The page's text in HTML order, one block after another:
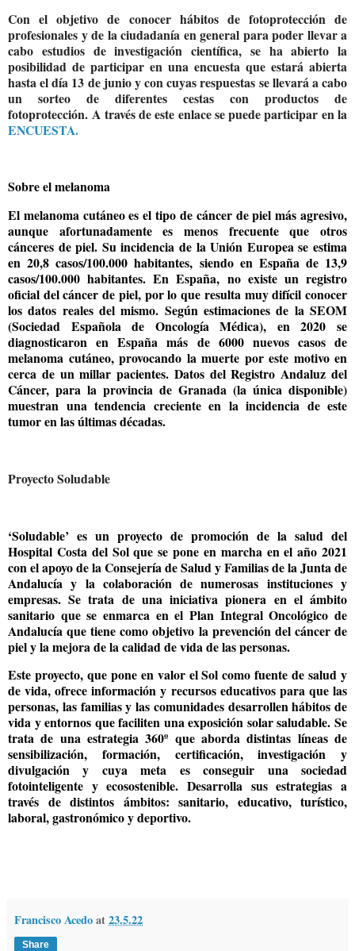
Con el objetivo de conocer hábitos de fotoprotección de
profesionales y de la ciudadanía en general para poder llevar a
cabo estudios de investigación científica, se ha abierto la
posibilidad de participar en una encuesta que estará abierta
hasta el día 13 de junio y con cuyas respuestas se llevará a cabo
un sorteo de diferentes cestas con productos de
fotoprotección. A través de este enlace se puede participar en la
ENCUESTA.
Sobre el melanoma
El melanoma cutáneo es el tipo de cáncer de piel más agresivo,
aunque afortunadamente es menos frecuente que otros
cánceres de piel. Su incidencia de la Unión Europea se estima
en 20,8 casos/100.000 habitantes, siendo en España de 13,9
casos/100.000 habitantes. En España, no existe un registro
oficial del cáncer de piel, por lo que resulta muy difícil conocer
los datos reales del mismo. Según estimaciones de la SEOM
(Sociedad Española de Oncología Médica), en 2020 se
diagnosticaron en España más de 6000 nuevos casos de
melanoma cutáneo, provocando la muerte por este motivo en
cerca de un millar pacientes. Datos del Registro Andaluz del
Cáncer, para la provincia de Granada (la única disponible)
muestran una tendencia creciente en la incidencia de este
tumor en las últimas décadas.
Proyecto Soludable
‘Soludable’ es un proyecto de promoción de la salud del
Hospital Costa del Sol que se pone en marcha en el año 2021
con el apoyo de la Consejería de Salud y Familias de la Junta de
Andalucía y la colaboración de numerosas instituciones y
empresas. Se trata de una iniciativa pionera en el ámbito
sanitario que se enmarca en el Plan Integral Oncológico de
Andalucía que tiene como objetivo la prevención del cáncer de
piel y la mejora de la calidad de vida de las personas.
Este proyecto, que pone en valor el Sol como fuente de salud y
de vida, ofrece información y recursos educativos para que las
personas, las familias y las comunidades desarrollen hábitos de
vida y entornos que faciliten una exposición solar saludable. Se
trata de una estrategia 360º que aborda distintas líneas de
sensibilización, formación, certificación, investigación y
divulgación y cuya meta es conseguir una sociedad
fotointeligente y ecosostenible. Desarrolla sus estrategias a
través de distintos ámbitos: sanitario, educativo, turístico,
laboral, gastronómico y deportivo.
Francisco Acedoat23.5.22
Share